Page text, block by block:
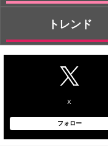
トレンド
X
フォロー